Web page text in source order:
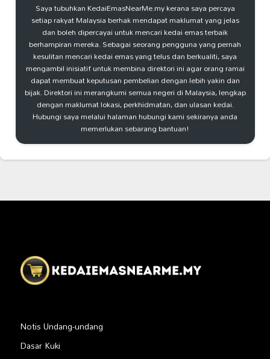
Saya tubuhkan KedaiEmasNearMe.my kerana saya percaya
setiap rakyat Malaysia berhak mendapat maklumat yang jelas
dan boleh dipercayai untuk mencari kedai emas terbaik
berhampiran mereka. Sebagai seorang pengguna yang pernah
kesulitan mencari kedai emas yang telus dan berkualiti, saya
mengambil inisiatif untuk membina direktori ini agar orang ramai
dapat membuat keputusan pembelian dengan lebih yakin dan
bijak. Direktori ini merangkumi semua negeri di Malaysia, lengkap
dengan maklumat lokasi, perkhidmatan, dan ulasan kedai.
Hubungi saya melalui halaman hubungi kami sekiranya anda
memerlukan sebarang bantuan!
Notis Undang-undang
Dasar Kuki